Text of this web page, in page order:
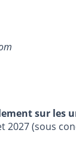
sur les
2027 (sous